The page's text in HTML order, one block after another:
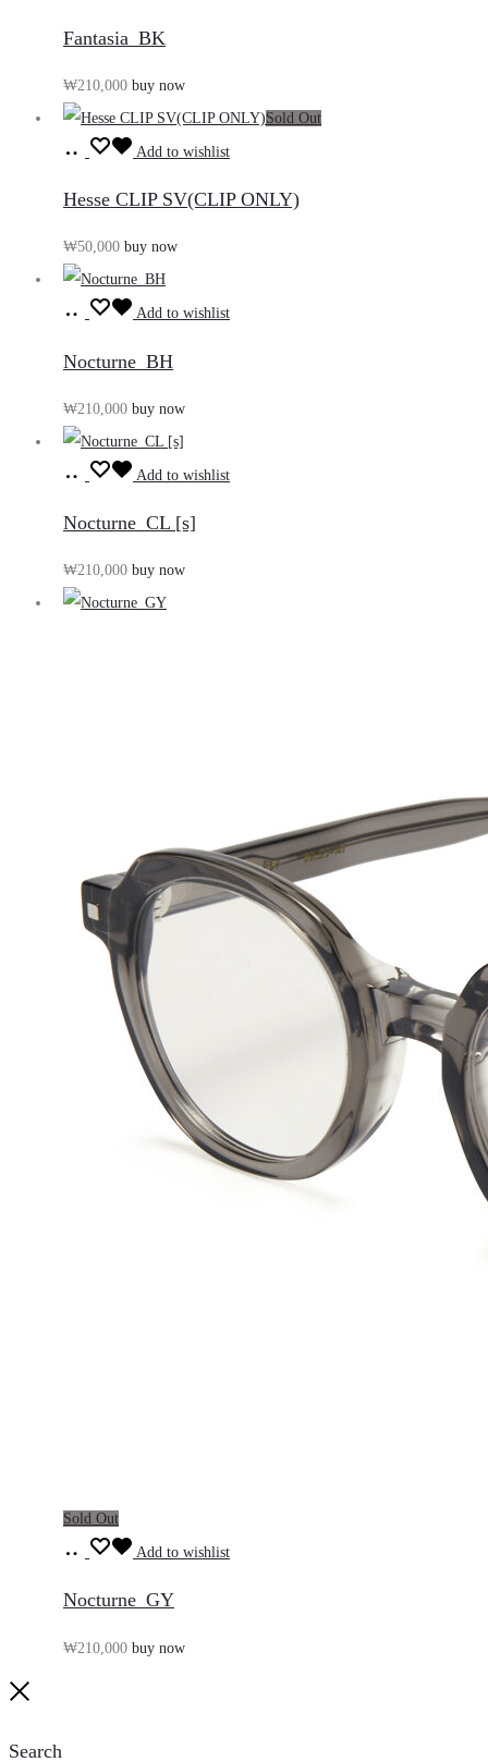
니
담
기
Fantasia_BK
₩210,000 buy now
Sold Out
장
니
담
기
Add to wishlist
Hesse CLIP SV(CLIP ONLY)
₩50,000 buy now
장
니
담
기
Add to wishlist
Nocturne_BH
₩210,000 buy now
장
니
담
Add to wishlist
Nocturne_CL [s]
₩210,000 buy now
Sold Out
장
니
Add to wishlist
Nocturne_GY
₩210,000 buy now
Search